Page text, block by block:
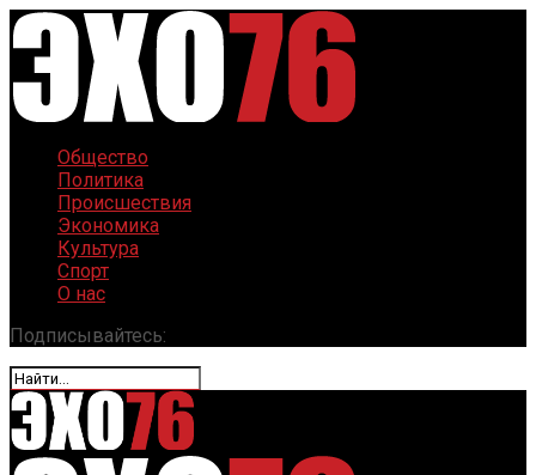
Общество
Политика
Происшествия
Экономика
Культура
Спорт
О нас
Подписывайтесь: